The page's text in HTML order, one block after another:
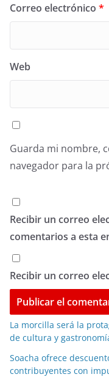
Correo electrónico *
Web
Guarda mi nombre,
navegador para la
Recibir un correo
comentarios a esta
Recibir un correo
La morcilla será la
de cultura y
Soacha ofrece
contribuyentes con